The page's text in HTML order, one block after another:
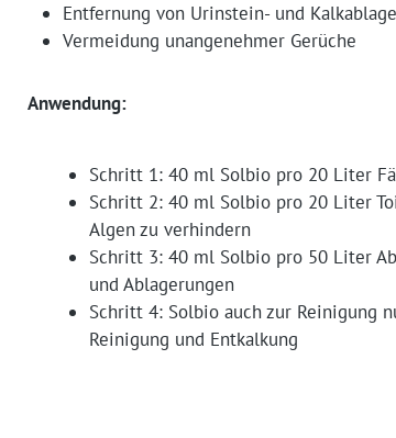
Entfernung von Urinstein- und
Vermeidung unangenehmer Gerüche
Anwendung:
Schritt 1: 40 ml Solbio pro 20 Liter
Schritt 2: 40 ml Solbio pro 20 Liter
Algen zu verhindern
Schritt 3: 40 ml Solbio pro 50 Liter
und Ablagerungen
Schritt 4: Solbio auch zur Reinigung
Reinigung und Entkalkung